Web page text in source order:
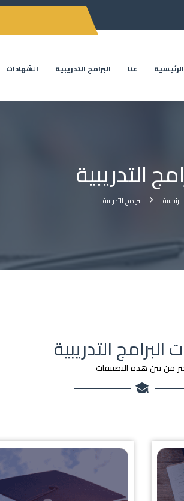
الرئيسية عنا البرامج التدريبية الشهادات
التدريبية
الرئيسية البرامج التدريبية
البرامج التدريبية
من بين هذه التصنيفات